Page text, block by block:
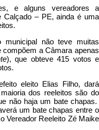
e alguns vereadores a
Calçado – PE, ainda é uma
municipal não teve muitas
compõem a Câmara apenas
), que obteve 415 votos e
eleito Elias Filho, dará
dos reeleitos são do
não haja um bate chapas.
um bate chapas entre o
Vereador Reeleito Zé Maike